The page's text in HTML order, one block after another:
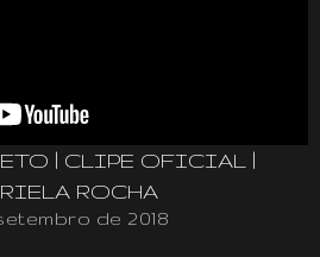
| CLIPE OFICIAL |
ROCHA
de 2018